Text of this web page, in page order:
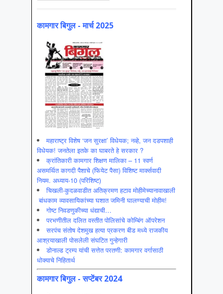
कामगार बिगुल - मार्च 2025
महाराष्ट्र विशेष ‘जन सुरक्षा’ विधेयक; नव्हे, जन दडपशाही
विधेयक! जनतेला इतके का घाबरते हे सरकार ?
क्रांतिकारी कामगार शिक्षण मालिका – 11 स्वर्ण
असमर्थित कागदी पैशाचे (फियेट पैसा) विशिष्ट मार्क्सवादी
नियम. अध्याय-10 (परिशिष्ट)
चिखली-कुदळवाडीत अतिक्रमण हटाव मोहीमेच्यानावाखाली
बांधकाम व्यावसायिकांच्या घशात जमिनी घालण्याची मोहीम!
गोष्ट निवडणुकीच्या धंद्याची…
परभणीतील दलित वस्तीत पोलिसांचे कोम्बिंग ऑपरेशन
सरपंच संतोष देशमुख हत्या प्रकरण बीड मध्ये राजकीय
आश्रयाखाली पोसलेली संघटित गुन्हेगारी
डोनाल्ड ट्रम्प यांची सत्तेत परतणी: कामगार वर्गासाठी
धोक्याचे निहितार्थ
कामगार बिगुल - सप्टेंबर 2024